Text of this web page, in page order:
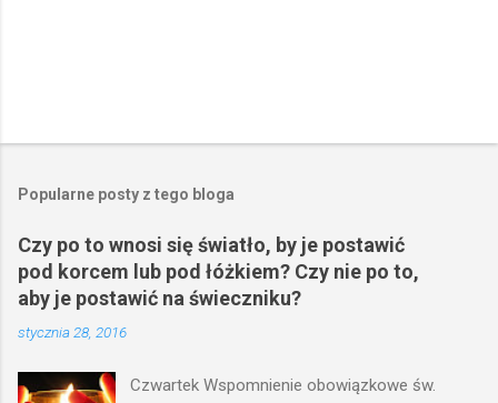
Popularne posty z tego bloga
Czy po to wnosi się światło, by je postawić
pod korcem lub pod łóżkiem? Czy nie po to,
aby je postawić na świeczniku?
stycznia 28, 2016
Czwartek Wspomnienie obowiązkowe św.